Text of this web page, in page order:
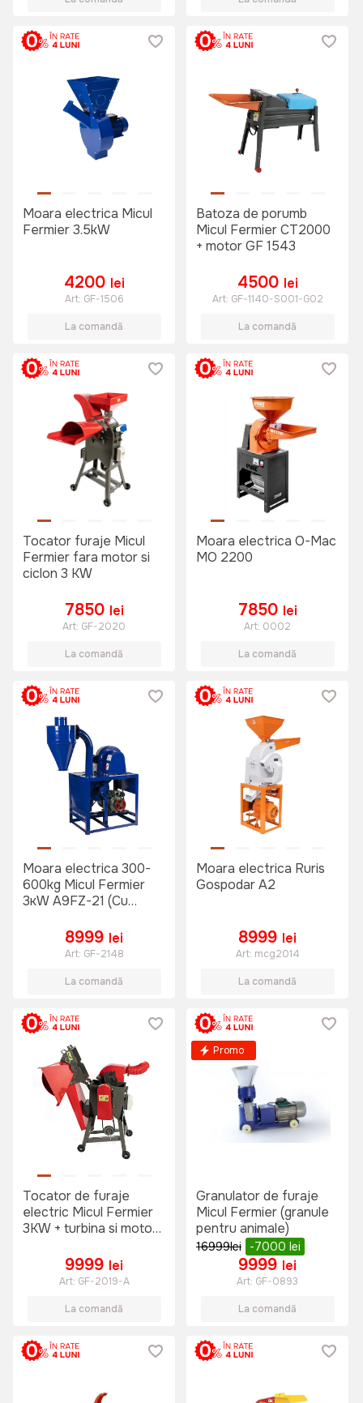
Moara electrica Micul
Fermier 3.5kW
4200 lei
Art: GF-1506
La comandă
Batoza de porumb
Micul Fermier CT2000
+ motor GF 1543
4500 lei
Art: GF-1140-S001-G02
La comandă
Tocator furaje Micul
Fermier fara motor si
ciclon 3 KW
7850 lei
Art: GF-2020
La comandă
Moara electrica O-Mac
MO 2200
7850 lei
Art: 0002
La comandă
Moara electrica 300-
600kg Micul Fermier
3кW A9FZ-21 (Cu
8999 lei
Art: GF-2148
La comandă
Moara electrica Ruris
Gospodar A2
8999 lei
Art: mcg2014
La comandă
Tocator de furaje
electric Micul Fermier
3KW + turbina si motor
9999 lei
Art: GF-2019-A
La comandă
Promo
Granulator de furaje
Micul Fermier (granule
pentru animale)
16999lei -7000 lei
9999 lei
Art: GF-0893
La comandă